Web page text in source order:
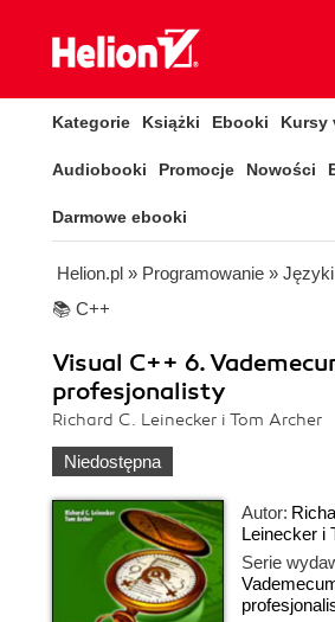
Kategorie Książki Ebooki Kursy
Audiobooki Promocje Nowości
Darmowe ebooki
Helion.pl » Programowanie »
📚 C++
Visual C++ 6.
profesjonalisty
Richard C. Leinecker i Tom Archer
Niedostępna
Autor:
Leinecker i
Serie